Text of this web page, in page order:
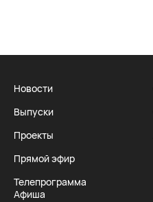
Новости
Выпуски
Проекты
Прямой эфир
Телепрограмма
Афиша